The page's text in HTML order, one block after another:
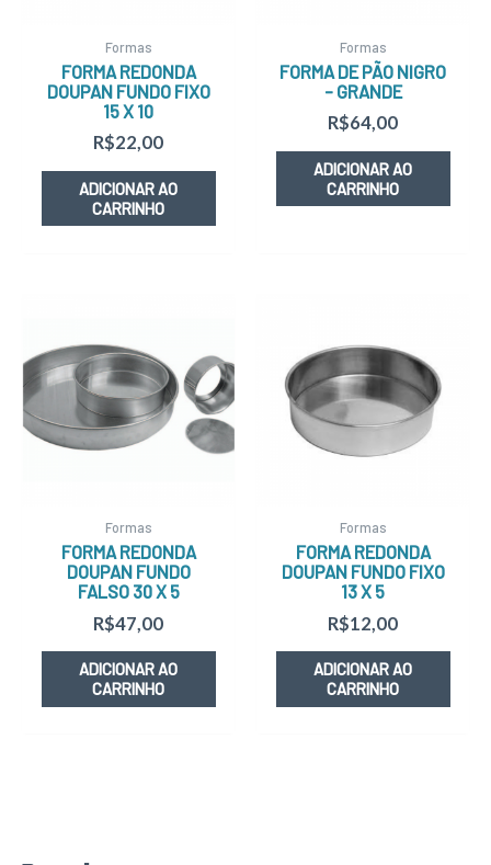
Formas
FORMA REDONDA
DOUPAN FUNDO FIXO
15 X 10
R$22,00
ADICIONAR AO
CARRINHO
Formas
FORMA DE PÃO NIGRO
– GRANDE
R$64,00
ADICIONAR AO
CARRINHO
Formas
FORMA REDONDA
DOUPAN FUNDO
FALSO 30 X 5
R$47,00
ADICIONAR AO
CARRINHO
Formas
FORMA REDONDA
DOUPAN FUNDO FIXO
13 X 5
R$12,00
ADICIONAR AO
CARRINHO